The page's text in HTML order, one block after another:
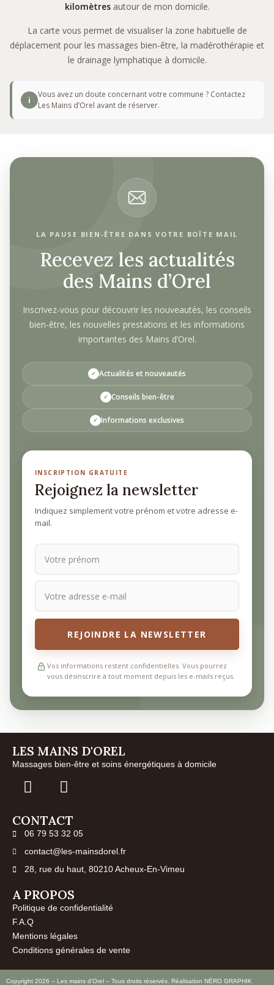
kilomètresautour de mon domicile.
La carte vous permet de visualiser la zone habituelle de
déplacement pour les massages bien-être, la madérothérapie et
le drainage lymphatique à domicile.
i
Vous avez un doute concernant votre commune ? Contactez
Les Mains d’Orel avant de réserver.
LA PAUSE BIEN-ÊTRE DANS VOTRE BOÎTE MAIL
Recevez les actualités
des Mains d’Orel
Inscrivez-vous pour découvrir les nouveautés, les conseils
bien-être, les nouvelles prestations et les informations
importantes des Mains d’Orel.
Actualités et nouveautés
Conseils bien-être
Informations exclusives
INSCRIPTION GRATUITE
Rejoignez la newsletter
Indiquez simplement votre prénom et votre adresse e-
mail.
REJOINDRE LA NEWSLETTER
Vos informations restent confidentielles. Vous pourrez
vous désinscrire à tout moment depuis les e-mails reçus.
LES MAINS D'OREL
Massages bien-être et soins énergétiques à domicile
CONTACT
06 79 53 32 05
contact@les-mainsdorel.fr
28, rue du haut, 80210 Acheux-En-Vimeu
A PROPOS
Politique de confidentialité
F.A.Q
Mentions légales
Conditions générales de vente
Copyright 2026 – Les mains d’Orel – Tous droits réservés. Réalisation NÉRO GRAPHIK